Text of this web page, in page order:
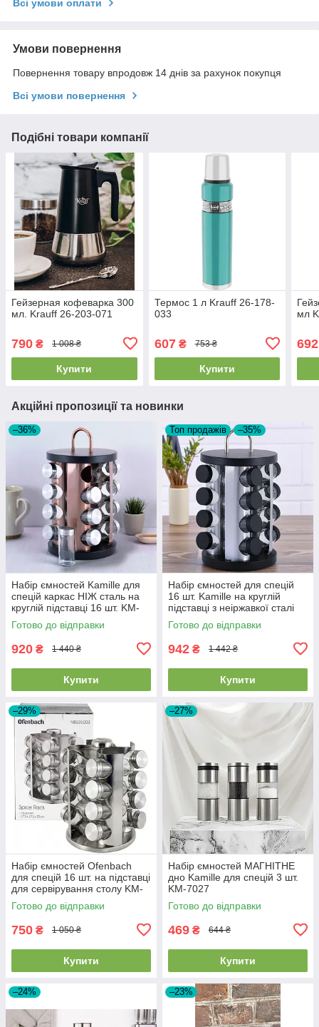
Всі умови оплати
Умови повернення
Повернення товару впродовж 14 днів за рахунок покупця
Всі умови повернення
Подібні товари компанії
Гейзерная кофеварка 300
мл. Krauff 26-203-071
790 ₴ 1 008 ₴
Купити
Термос 1 л Krauff 26-178-
033
607₴ 753 ₴
Купити
мл
692
Акційні пропозиції та новинки
–36%
Набір ємностей Kamille для
спецій каркас НІЖ сталь на
круглій підставці 16 шт. KM-
7041
Готово до відправки
920 ₴ 1 440 ₴
Купити
Топ продажів –35%
Набір ємностей для спецій
16 шт. Kamille на круглій
підставці з неіржавкої сталі
(KM-7043)
Готово до відправки
942 ₴ 1 442 ₴
Купити
–29%
Набір ємностей Ofenbach
для спецій 16 шт. на підставці
для сервірування столу KM-
101003
Готово до відправки
750 ₴ 1 050 ₴
Купити
–27%
Набір ємностей МАГНІТНЕ
дно Kamille для спецій 3 шт.
KM-7027
Готово до відправки
469 ₴ 644 ₴
Купити
–24% –23%